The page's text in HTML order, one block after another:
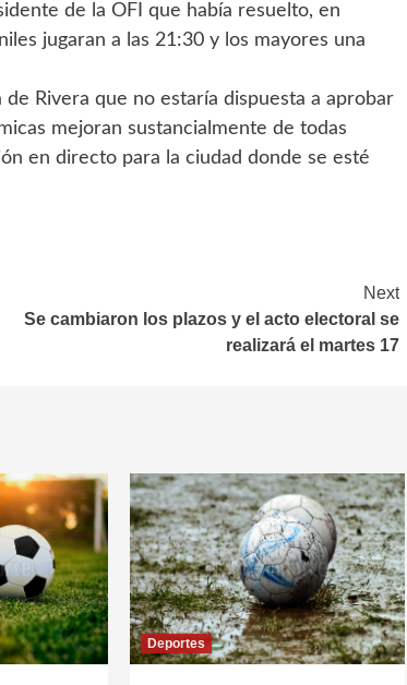
de la OFI que había resuelto, en
jugaran a las 21:30 y los mayores una
de Rivera que no estaría dispuesta a aprobar
mejoran sustancialmente de todas
en directo para la ciudad donde se esté
Next
Se cambiaron los plazos y el acto electoral se
realizará el martes 17
Deportes